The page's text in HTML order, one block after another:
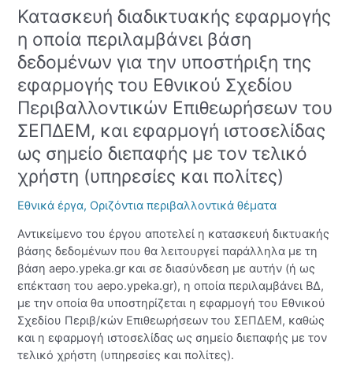
Κατασκευή διαδικτυακής εφαρμογής
η οποία περιλαμβάνει βάση
δεδομένων για την υποστήριξη της
εφαρμογής του Εθνικού Σχεδίου
Περιβαλλοντικών Επιθεωρήσεων του
ΣΕΠΔΕΜ, και εφαρμογή ιστοσελίδας
ως σημείο διεπαφής με τον τελικό
χρήστη (υπηρεσίες και πολίτες)
Εθνικά έργα, Οριζόντια περιβαλλοντικά θέματα
Αντικείμενο του έργου αποτελεί η κατασκευή δικτυακής
βάσης δεδομένων που θα λειτουργεί παράλληλα με τη
βάση aepo.ypeka.gr και σε διασύνδεση με αυτήν (ή ως
επέκταση του aepo.ypeka.gr), η οποία περιλαμβάνει ΒΔ,
με την οποία θα υποστηρίζεται η εφαρμογή του Εθνικού
Σχεδίου Περιβ/κών Επιθεωρήσεων του ΣΕΠΔΕΜ, καθώς
και η εφαρμογή ιστοσελίδας ως σημείο διεπαφής με τον
τελικό χρήστη (υπηρεσίες και πολίτες).
του
Εθνικού
Σχεδίου
Περιβαλλοντικών
Επιθεωρήσεων
του
ΣΕΠΔΕΜ,
και
εφαρμογή
ιστοσελίδας
ως
σημείο
με
τον
τελικό
χρήστη
(υπηρεσίες
και
πολίτες)